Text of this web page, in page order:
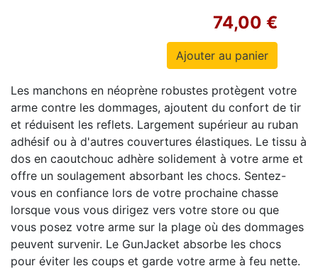
74,00 €
Les manchons en néoprène robustes protègent votre
arme contre les dommages, ajoutent du confort de tir
et réduisent les reflets. Largement supérieur au ruban
adhésif ou à d'autres couvertures élastiques. Le tissu à
dos en caoutchouc adhère solidement à votre arme et
offre un soulagement absorbant les chocs. Sentez-
vous en confiance lors de votre prochaine chasse
lorsque vous vous dirigez vers votre store ou que
vous posez votre arme sur la plage où des dommages
peuvent survenir. Le GunJacket absorbe les chocs
pour éviter les coups et garde votre arme à feu nette.